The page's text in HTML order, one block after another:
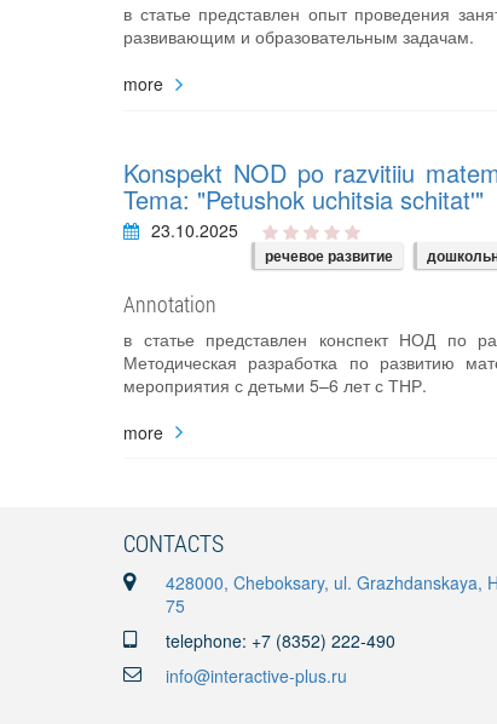
в статье представлен опыт проведения
развивающим и образовательным задачам.
more
Konspekt NOD po razvitiiu
Tema: "Petushok uchitsia schitat'"
23.10.2025
речевое развитие
Annotation
в статье представлен конспект НОД по
Методическая разработка по развитию
мероприятия с детьми 5–6 лет с ТНР.
more
CONTACTS
428000, Cheboksary, ul. Grazhdanskaya,
75
telephone: +7 (8352) 222-490
info@interactive-plus.ru